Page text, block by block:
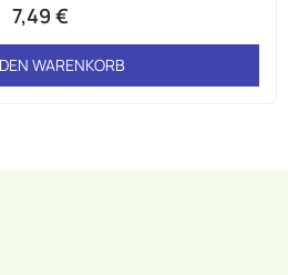
7,49 €
WARENKORB